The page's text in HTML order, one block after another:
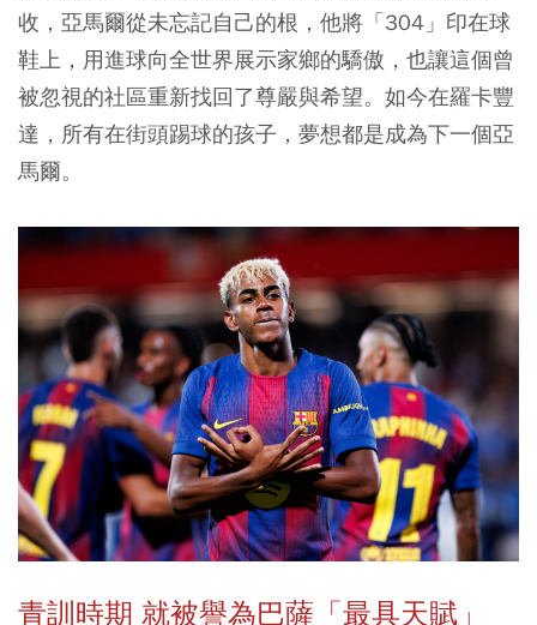
收，亞馬爾從未忘記自己的根，他將「304」印在球
鞋上，用進球向全世界展示家鄉的驕傲，也讓這個曾
被忽視的社區重新找回了尊嚴與希望。如今在羅卡豐
達，所有在街頭踢球的孩子，夢想都是成為下一個亞
馬爾。
青訓時期 就被譽為巴薩「最具天賦」